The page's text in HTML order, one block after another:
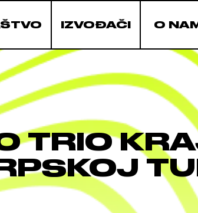
IZVOĐAČI O
TRIO